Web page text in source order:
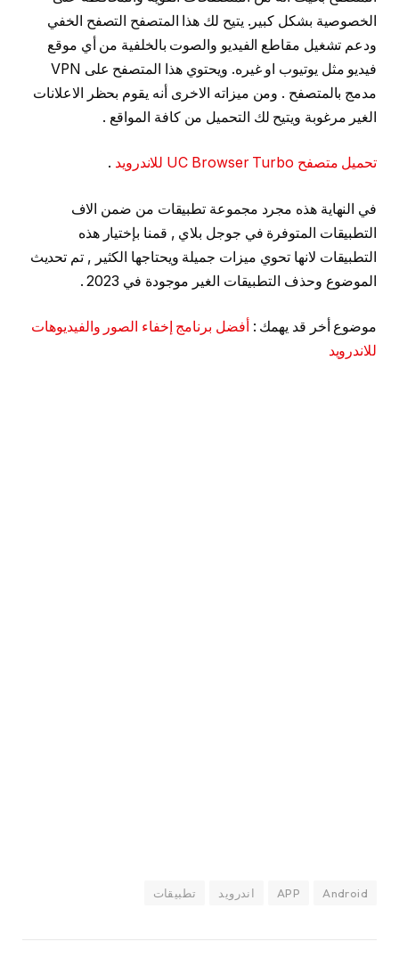
الخصوصية بشكل كبير. يتيح لك هذا المتصفح التصفح الخفي
ودعم تشغيل مقاطع الفيديو والصوت بالخلفية من أي موقع
فيديو مثل يوتيوب او غيره. ويحتوي هذا المتصفح على VPN
مدمج بالمتصفح . ومن ميزاته الاخرى أنه يقوم بحظر الاعلانات
الغير مرغوبة ويتيح لك التحميل من كافة المواقع .
تحميل متصفح UC Browser Turbo للاندرويد .
في النهاية هذه مجرد مجموعة تطبيقات من ضمن الاف
التطبيقات المتوفرة في جوجل بلاي , قمنا بإختيار هذه
التطبيقات لانها تحوي ميزات جميلة ويحتاجها الكثير , تم تحديث
الموضوع وحذف التطبيقات الغير موجودة في 2023 .
موضوع أخر قد يهمك : أفضل برنامج إخفاء الصور والفيديوهات
للاندرويد
Android
APP اندرويد تطبيقات